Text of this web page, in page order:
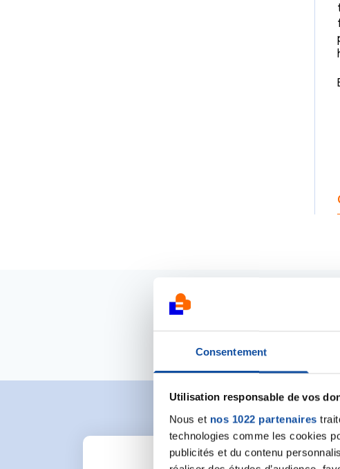
Consentement
Utilisation responsable de vos
Nous et nos 1022 partenaires
technologies comme les cookies
publicités et du contenu